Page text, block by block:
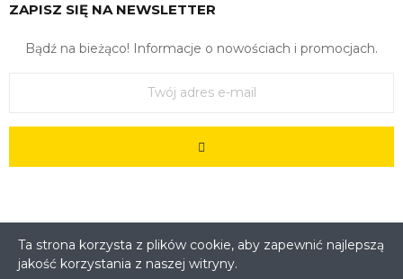
ZAPISZ SIĘ NA NEWSLETTER
Bądź na bieżąco! Informacje o nowościach i promocjach.
Copyright © 2022. All Rights Reserved - Feedersklep Sp. z
Ta strona korzysta z plików cookie, aby zapewnić najlepszą
jakość korzystania z naszej witryny.